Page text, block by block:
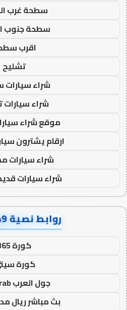
سطحة غرب
سطحة جنوب
اقرب
تشليح
شراء
شراء سيارات
موقع شراء
ارقام يشترون
شراء سيارات
شراء سيارات
روابط نصية AA67449
كورة 365
كورة
جول العرب goalarab
بث مباشر ريال